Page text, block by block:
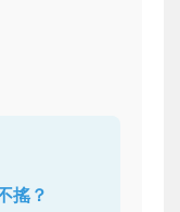
搖？